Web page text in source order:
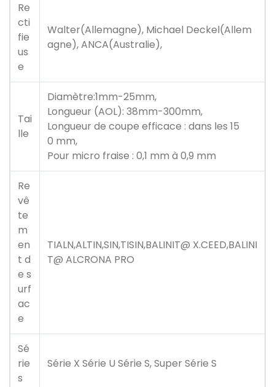
Re
cti
fie
us
e
Walter(Allemagne), Michael Deckel(Allem
agne), ANCA(Australie),
Tai
lle
Diamètre:1mm-25mm,
Longueur (AOL): 38mm-300mm,
Longueur de coupe efficace : dans les 15
0 mm,
Pour micro fraise : 0,1 mm à 0,9 mm
Re
vê
te
m
en
t d
e s
urf
ac
e
TIALN,ALTIN,SIN,TISIN,BALINIT@ X.CEED,BALINI
T@ ALCRONA PRO
Sé
rie
s
Série X Série U Série S, Super Série S